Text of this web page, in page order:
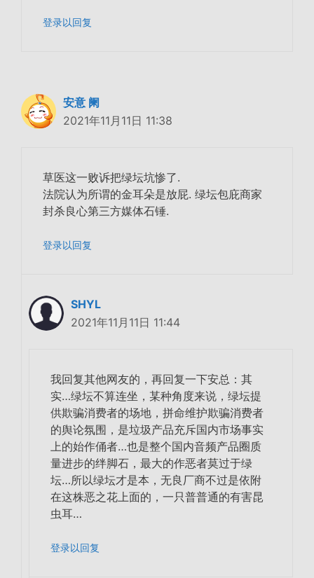
登录以回复
安意 阑
2021年11月11日 11:38
草医这一败诉把绿坛坑惨了.
法院认为所谓的金耳朵是放屁. 绿坛包庇商家
封杀良心第三方媒体石锤.
登录以回复
SHYL
2021年11月11日 11:44
我回复其他网友的，再回复一下安总：其
实…绿坛不算连坐，某种角度来说，绿坛提
供欺骗消费者的场地，拼命维护欺骗消费者
的舆论氛围，是垃圾产品充斥国内市场事实
上的始作俑者…也是整个国内音频产品圈质
量进步的绊脚石，最大的作恶者莫过于绿
坛…所以绿坛才是本，无良厂商不过是依附
在这株恶之花上面的，一只普普通的有害昆
虫耳…
登录以回复